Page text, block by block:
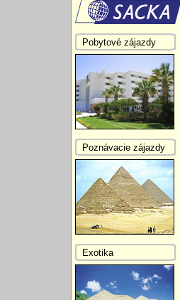
Pobytové zájazdy
Poznávacie zájazdy
Exotika